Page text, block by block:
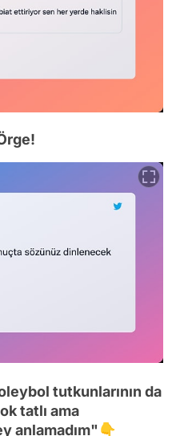
tutkunlarının da
tatlı ama
anlamadım"👇